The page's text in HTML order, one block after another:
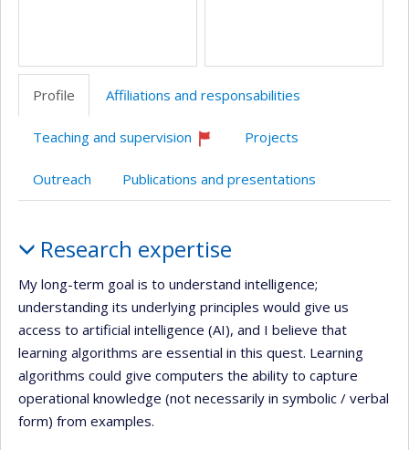
Profile Affiliations and responsabilities
Teaching and supervision
recruiting
Projects
Outreach Publications and presentations
Research expertise
My long-term goal is to understand intelligence;
understanding its underlying principles would give us
access to artificial intelligence (AI), and I believe that
learning algorithms are essential in this quest. Learning
algorithms could give computers the ability to capture
operational knowledge (not necessarily in symbolic / verbal
form) from examples.